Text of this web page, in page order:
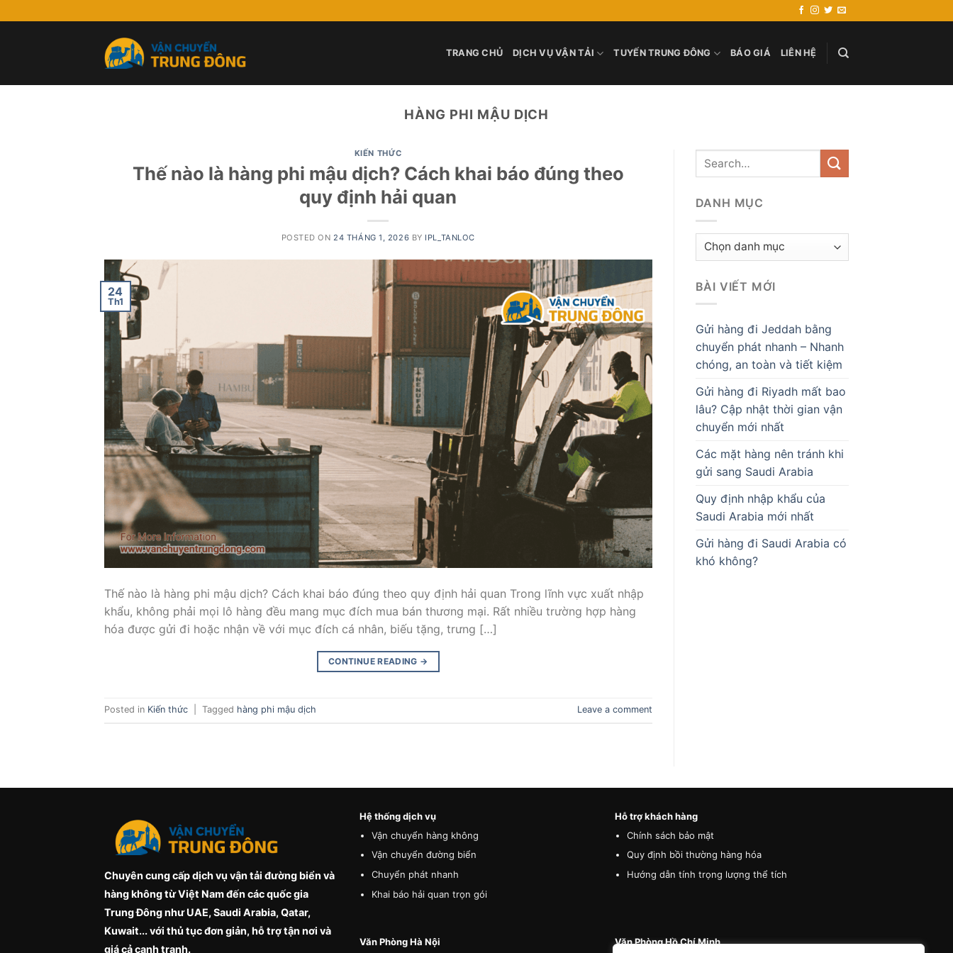
to
TRANG CHỦ DỊCH VỤ VẬN TẢI TUYẾN TRUNG ĐÔNG BÁO GIÁ LIÊN HỆ
HÀNG PHI MẬU DỊCH
KIẾN THỨC
Thế nào là hàng phi mậu dịch? Cách khai báo đúng theo
quy định hải quan
POSTED ON 24 THÁNG 1, 2026 BY IPL_TANLOC
24
Th1
Thế nào là hàng phi mậu dịch? Cách khai báo đúng theo quy định hải quan Trong lĩnh vực xuất nhập
khẩu, không phải mọi lô hàng đều mang mục đích mua bán thương mại. Rất nhiều trường hợp hàng
hóa được gửi đi hoặc nhận về với mục đích cá nhân, biếu tặng, trưng […]
CONTINUE READING →
Posted in Kiến thức Tagged hàng phi mậu dịch Leave a comment
DANH MỤC
Danh
BÀI VIẾT MỚI
Gửi hàng đi Jeddah bằng
chuyển phát nhanh – Nhanh
chóng, an toàn và tiết kiệm
Gửi hàng đi Riyadh mất bao
lâu? Cập nhật thời gian vận
chuyển mới nhất
Các mặt hàng nên tránh khi
gửi sang Saudi Arabia
Quy định nhập khẩu của
Saudi Arabia mới nhất
Gửi hàng đi Saudi Arabia có
khó không?
Chuyên cung cấp dịch vụ vận tải đường biển và
hàng không từ Việt Nam đến các quốc gia
Trung Đông như UAE, Saudi Arabia, Qatar,
Kuwait... với thủ tục đơn giản, hỗ trợ tận nơi và
giá cả cạnh tranh.
Hệ thống dịch vụ
Vận chuyển hàng không
Vận chuyển đường biển
Chuyển phát nhanh
Khai báo hải quan trọn gói
Hỗ trợ khách hàng
Chính sách bảo mật
Quy định bồi thường hàng hóa
Hướng dẫn tính trọng lượng thể tích
Văn Phòng Hà Nội Văn Phòng Hồ Chí Minh